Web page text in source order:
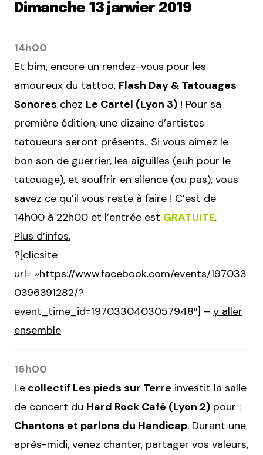
Dimanche 13 janvier 2019
14h00
Et bim, encore un rendez-vous pour les
amoureux du tattoo, Flash Day & Tatouages
Sonores chez Le Cartel (Lyon 3) ! Pour sa
première édition, une dizaine d’artistes
tatoueurs seront présents.. Si vous aimez le
bon son de guerrier, les aiguilles (euh pour le
tatouage), et souffrir en silence (ou pas), vous
savez ce qu’il vous reste à faire ! C’est de
14h00 à 22h00 et l’entrée est GRATUITE.
Plus d’infos.
?[clicsite
url= »https://www.facebook.com/events/197033
0396391282/?
event_time_id=1970330403057948″] – y aller
ensemble
16h00
Le collectif Les pieds sur Terre investit la salle
de concert du Hard Rock Café (Lyon 2) pour :
Chantons et parlons du Handicap. Durant une
après-midi, venez chanter, partager vos valeurs,